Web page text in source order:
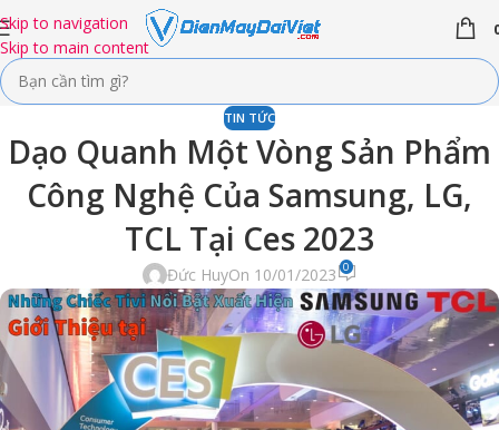
Skip to navigation
Skip to main content
TIN TỨC
Dạo Quanh Một Vòng Sản Phẩm
Công Nghệ Của Samsung, LG,
TCL Tại Ces 2023
Đức HuyOn 10/01/2023 0